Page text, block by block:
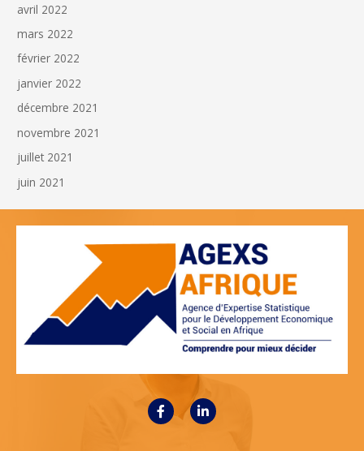
avril 2022
mars 2022
février 2022
janvier 2022
décembre 2021
novembre 2021
juillet 2021
juin 2021